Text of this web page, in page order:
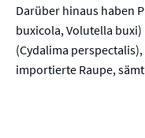
Darüber hinaus haben
buxicola, Volutella
(Cydalima
importierte Raupe,